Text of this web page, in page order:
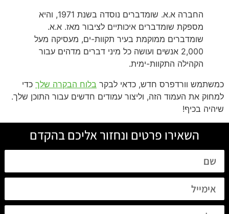
החברה א.א. שומדברים נוסדה בשנת 1971, והיא
מספקת שומדברים איכותיים לציבור מאז. א.א.
שומדברים ממוקמת בעיר תקוות-ים, מעסיקה מעל
2,000 אנשים ועושה כל מיני דברים מדהים עבור
הקהילה התקוות-ימית.
כמשתמש וורדפרס חדש, כדאי לבקר בלוח הבקרה שלך כדי
למחוק את העמוד הזה, וליצור עמודים חדשים עבור התוכן שלך.
שיהיה בכיף!
השאירו פרטים ונחזור אליכם בהקדם